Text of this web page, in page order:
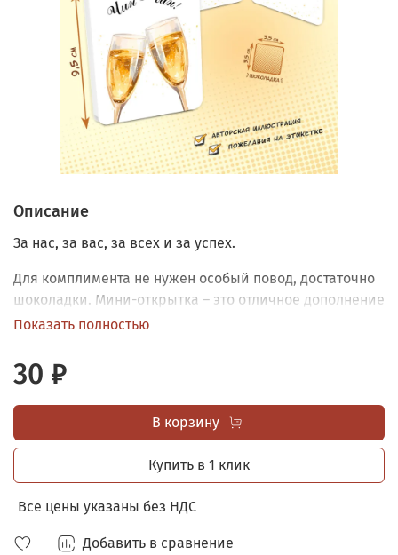
Добавить в сравнение
Описание
За нас, за вас, за всех и за успех.
Для комплимента не нужен особый повод, достаточно
шоколадки. Мини-открытка – это отличное дополнение
для букета или подарка. Способна заменить
настроение. Внутри молочный шоколад (5 граммов) в
индивидуальной этикетке.
ШОУ-БОКС В ПОДАРОКпри заказе от 50 любых мини
открыток.
Показать полностью
30 ₽
В корзину
Купить в 1 клик
Все цены указаны без НДС